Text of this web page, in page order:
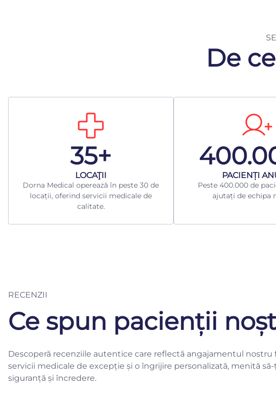
De
35+
LOCAŢII
Dorna Medical operează în peste 30 de
locații, oferind servicii medicale de
calitate.
​PACIENȚI
Peste 400.000 de
ajutați de echipa
RECENZII
Ce spun pacienții
Descoperă recenziile autentice care reflectă angajamentul nostru
servicii medicale de excepție și o îngrijire personalizată, menită
siguranță și încredere.